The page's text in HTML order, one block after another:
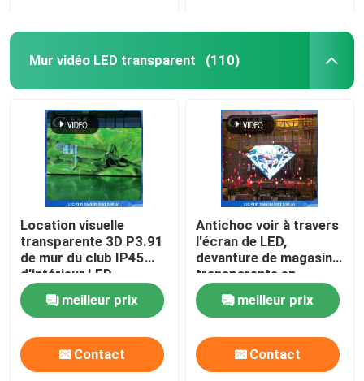
suis int\\u00e9ress\\u00e9 par votre Hotsale
Mur vidéo LED transparent (110)
Location visuelle
transparente 3D P3.91
de mur du club IP45
d'intérieur LED
pratique
meilleur prix
Contact
Antichoc voir à travers
l'écran de LED,
devanture de magasin
transparente en
aluminium de LED
meilleur prix
Contact